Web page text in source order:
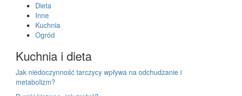
Dieta
Inne
Kuchnia
Ogród
Kuchnia i dieta
Jak niedoczynność tarczycy wpływa na odchudzanie i
metabolizm?